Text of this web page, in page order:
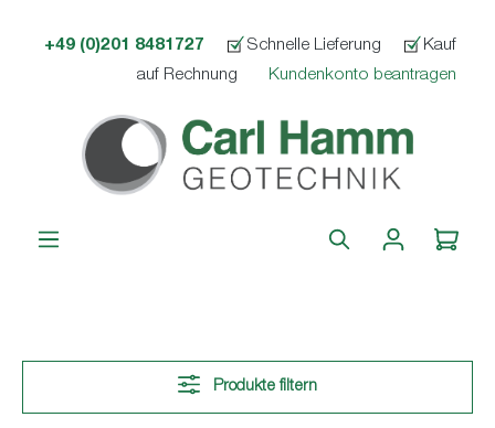
+49 (0)201 8481727 Schnelle Lieferung
Kauf
auf Rechnung
Kundenkonto beantragen
Produkte filtern